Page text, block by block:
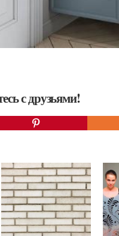
с друзьями!